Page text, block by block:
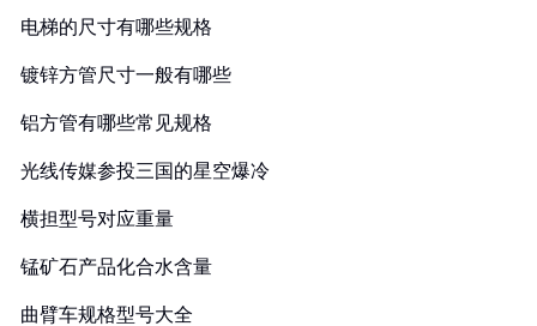
电梯的尺寸有哪些规格
镀锌方管尺寸一般有哪些
铝方管有哪些常见规格
光线传媒参投三国的星空爆冷
横担型号对应重量
锰矿石产品化合水含量
曲臂车规格型号大全